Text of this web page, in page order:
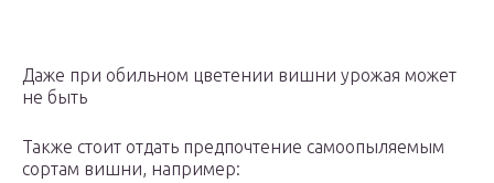
Даже при обильном цветении вишни урожая может
не быть
Также стоит отдать предпочтение самоопыляемым
сортам вишни, например: